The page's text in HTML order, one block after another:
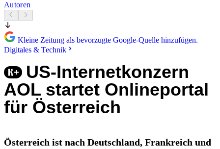
Autoren
Kleine Zeitung als bevorzugte Google-Quelle hinzufügen.
Digitales & Technik
US-Internetkonzern
AOL startet Onlineportal
für Österreich
Österreich ist nach Deutschland, Frankreich und